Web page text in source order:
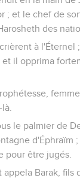
; et le chef de
des
à l'Éternel
et il opprima
le palmier de
d'Éphraïm
pour être jugés.
appela Barak, fils